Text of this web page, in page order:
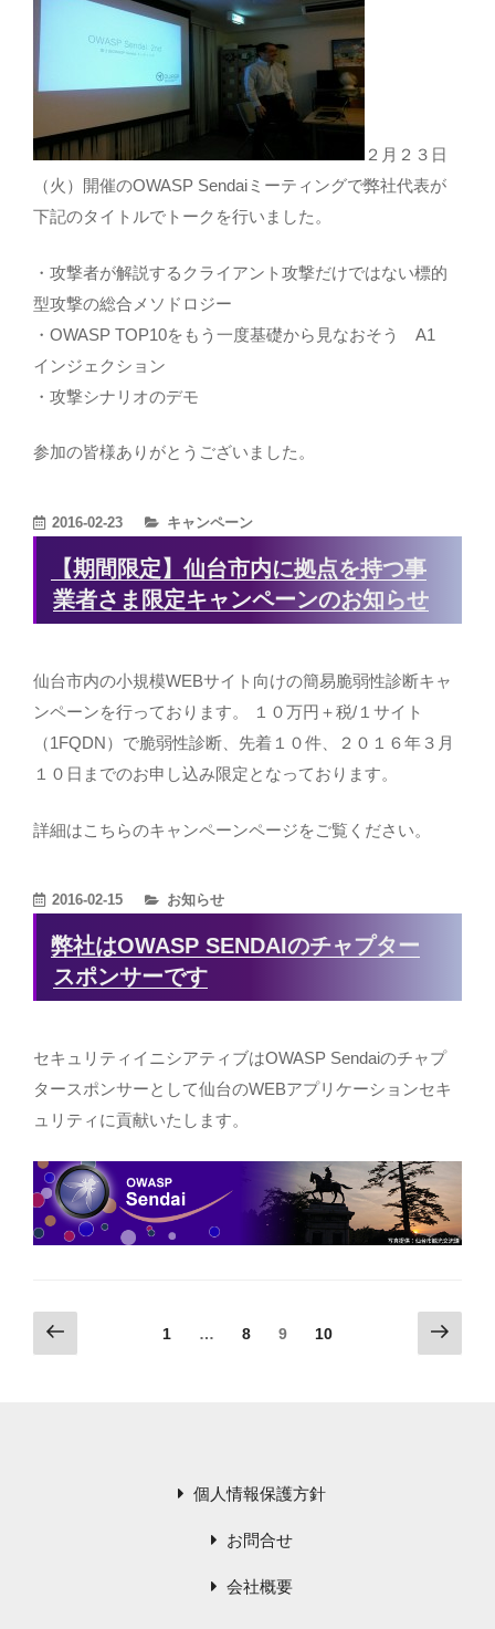
２月２３日
（火）開催のOWASP Sendaiミーティングで弊社代表が
下記のタイトルでトークを行いました。
・攻撃者が解説するクライアント攻撃だけではない標的
型攻撃の総合メソドロジー
・OWASP TOP10をもう一度基礎から見なおそう A1
インジェクション
・攻撃シナリオのデモ
参加の皆様ありがとうございました。
2016-02-23
カ
ゴ
リ
ー
キャンペーン
【期間限定】仙台市内に拠点を持つ事
業者さま限定キャンペーンのお知らせ
仙台市内の小規模WEBサイト向けの簡易脆弱性診断キャ
ンペーンを行っております。 １０万円＋税/１サイト
（1FQDN）で脆弱性診断、先着１０件、２０１６年３月
１０日までのお申し込み限定となっております。
詳細はこちらのキャンペーンページをご覧ください。
2016-02-15
カ
ゴ
リ
ー
お知らせ
弊社はOWASP SENDAIのチャプター
スポンサーです
セキュリティイニシアティブはOWASP Sendaiのチャプ
タースポンサーとして仙台のWEBアプリケーションセキ
ュリティに貢献いたします。
投
前
の
固
1 …
固
8 9
固
10
次
の
個人情報保護方針
お問合せ
会社概要